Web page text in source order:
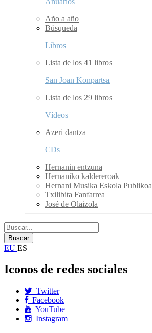
Año a año
Búsqueda
Libros
Lista de los 41 libros
San Joan Konpartsa
Lista de los 29 libros
Vídeos
Azeri dantza
CDs
Hernanin entzuna
Hernaniko kaldereroak
Hernani Musika Eskola Publikoa
Txilibita Fanfarrea
José de Olaizola
EU ES
Iconos de redes sociales
Twitter
Facebook
YouTube
Instagram